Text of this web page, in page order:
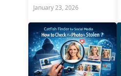
January 23, 2026